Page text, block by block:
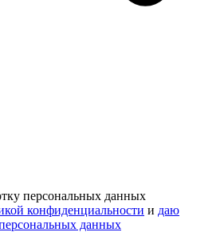
персональных данных
конфиденциальности и даю
данных